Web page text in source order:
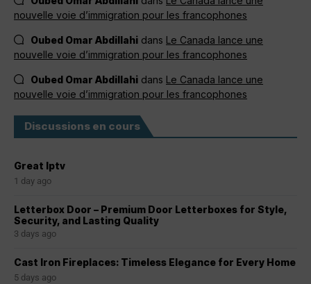
nouvelle voie d’immigration pour les francophones
Oubed Omar Abdillahi dans Le Canada lance une
nouvelle voie d’immigration pour les francophones
Oubed Omar Abdillahi dans Le Canada lance une
nouvelle voie d’immigration pour les francophones
Discussions en cours
Great Iptv
1 day ago
Letterbox Door – Premium Door Letterboxes for Style,
Security, and Lasting Quality
3 days ago
Cast Iron Fireplaces: Timeless Elegance for Every Home
5 days ago